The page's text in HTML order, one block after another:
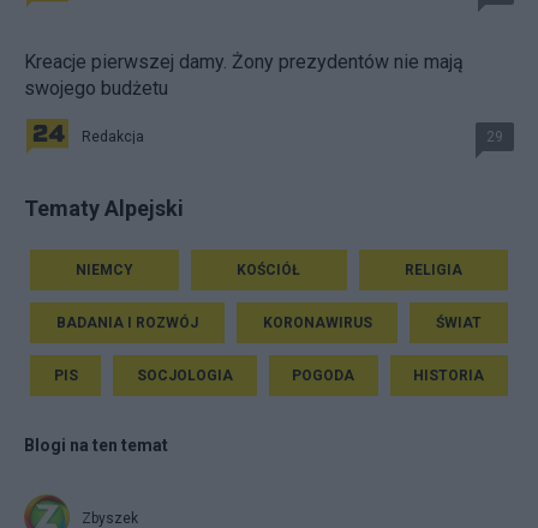
Kreacje pierwszej damy. Żony prezydentów nie mają
swojego budżetu
Redakcja 29
Tematy Alpejski
NIEMCY KOŚCIÓŁ RELIGIA
BADANIA I ROZWÓJ KORONAWIRUS ŚWIAT
PIS SOCJOLOGIA POGODA HISTORIA
Blogi na ten temat
Zbyszek